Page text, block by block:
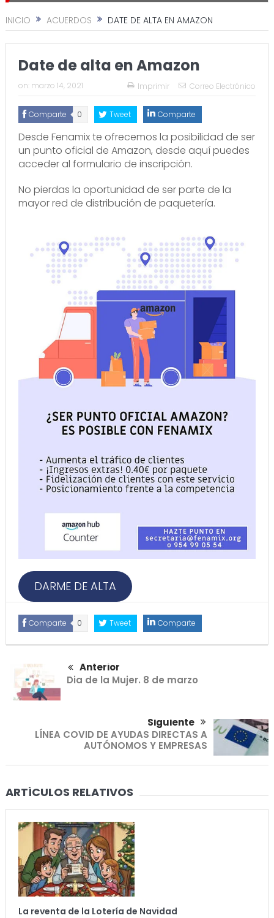
INICIO ACUERDOS DATE DE ALTA EN AMAZON
Date de alta en Amazon
on: marzo 14, 2021 Imprimir Correo Electrónico
Comparte 0 Tweet Comparte
Desde Fenamix te ofrecemos la posibilidad de ser
un punto oficial de Amazon, desde aquí puedes
acceder al formulario de inscripción.
No pierdas la oportunidad de ser parte de la
mayor red de distribución de paquetería.
DARME DE ALTA
Comparte 0 Tweet Comparte
Anterior
Dia de la Mujer. 8 de marzo
Siguiente
LÍNEA COVID DE AYUDAS DIRECTAS A
AUTÓNOMOS Y EMPRESAS
ARTÍCULOS RELATIVOS
La reventa de la Lotería de Navidad